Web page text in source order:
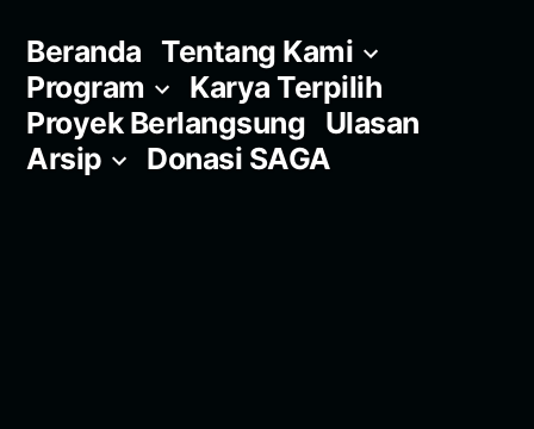
content
Beranda Tentang Kami
Program
Karya Terpilih
Proyek Berlangsung Ulasan
Arsip
Donasi SAGA